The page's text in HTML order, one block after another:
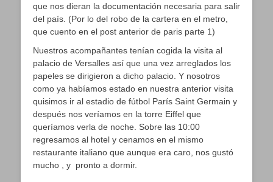
que nos dieran la documentación necesaria para salir
del país. (Por lo del robo de la cartera en el metro,
que cuento en el post anterior de paris parte 1)
Nuestros acompañantes tenían cogida la visita al
palacio de Versalles así que una vez arreglados los
papeles se dirigieron a dicho palacio. Y nosotros
como ya habíamos estado en nuestra anterior visita
quisimos ir al estadio de fútbol París Saint Germain y
después nos veríamos en la torre Eiffel que
queríamos verla de noche. Sobre las 10:00
regresamos al hotel y cenamos en el mismo
restaurante italiano que aunque era caro, nos gustó
mucho , y pronto a dormir.